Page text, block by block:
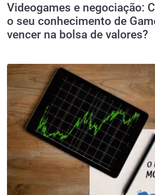
Videogames e negociação:
o seu conhecimento de
vencer na bolsa de valores?